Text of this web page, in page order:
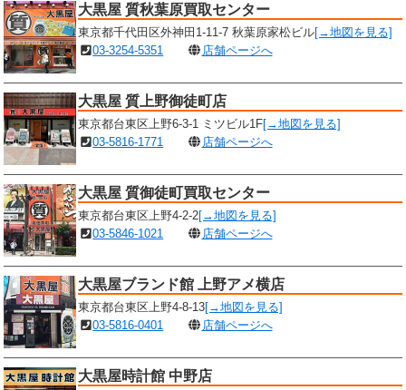
大黒屋 質秋葉原買取センター
東京都千代田区外神田1-11-7 秋葉原家松ビル[→地図を見る]
03-3254-5351
店舗ページへ
大黒屋 質上野御徒町店
東京都台東区上野6-3-1 ミツビル1F[→地図を見る]
03-5816-1771
店舗ページへ
大黒屋 質御徒町買取センター
東京都台東区上野4-2-2[→地図を見る]
03-5846-1021
店舗ページへ
大黒屋ブランド館 上野アメ横店
東京都台東区上野4-8-13[→地図を見る]
03-5816-0401
店舗ページへ
大黒屋時計館 中野店